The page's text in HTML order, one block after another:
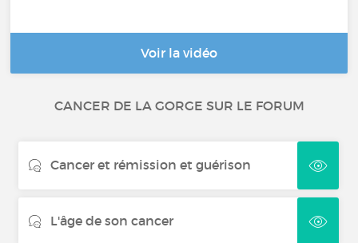
Voir la vidéo
CANCER DE LA GORGE SUR LE FORUM
Cancer et rémission et guérison
L'âge de son cancer